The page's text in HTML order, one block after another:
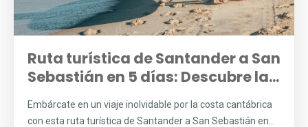
Ruta turística de Santander a San
Sebastián en 5 días: Descubre la...
Embárcate en un viaje inolvidable por la costa cantábrica
con esta ruta turística de Santander a San Sebastián en...